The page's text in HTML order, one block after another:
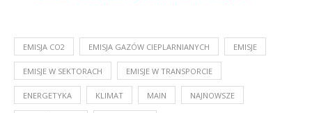
EMISJA CO2 EMISJA GAZÓW CIEPLARNIANYCH EMISJE
EMISJE W SEKTORACH EMISJE W TRANSPORCIE
ENERGETYKA KLIMAT MAIN NAJNOWSZE